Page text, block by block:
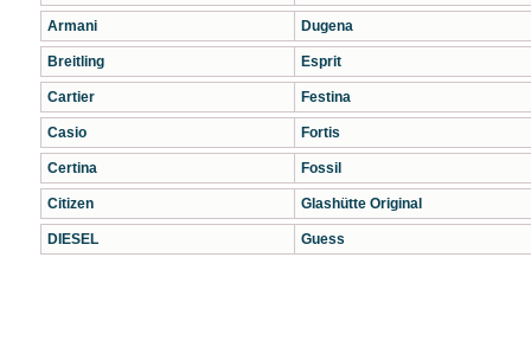
Armani
Breitling
Cartier
Casio
Certina
Citizen
DIESEL
Dugena
Esprit
Festina
Fortis
Fossil
Glashütte Original
Guess